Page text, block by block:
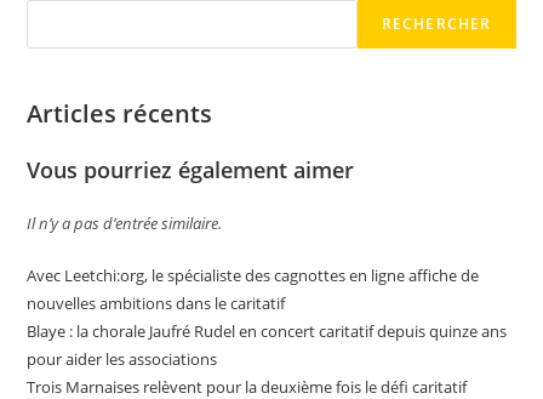
RECHERCHER
Articles récents
Vous pourriez également aimer
Il n’y a pas d’entrée similaire.
Avec Leetchi:org, le spécialiste des cagnottes en ligne affiche de
nouvelles ambitions dans le caritatif
Blaye : la chorale Jaufré Rudel en concert caritatif depuis quinze ans
pour aider les associations
Trois Marnaises relèvent pour la deuxième fois le défi caritatif